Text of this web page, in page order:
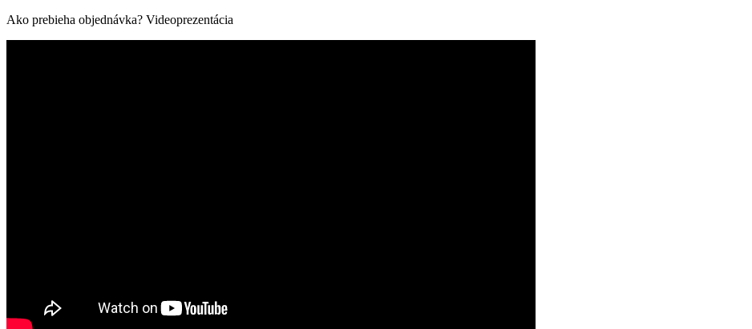
Ako prebieha objednávka? Videoprezentácia